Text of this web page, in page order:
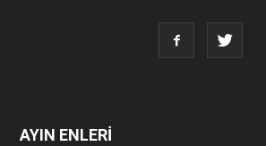
AYIN ENLERİ